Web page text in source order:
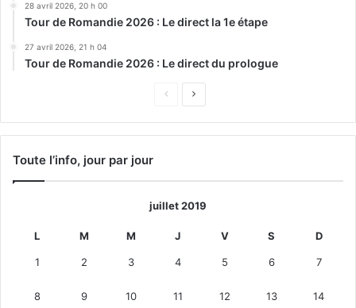
28 avril 2026, 20 h 00
Tour de Romandie 2026 : Le direct la 1e étape
27 avril 2026, 21 h 04
Tour de Romandie 2026 : Le direct du prologue
Page
Page
Toute l’info, jour par jour
juillet 2019
L M M J V S D
1 2 3 4 5 6 7
8 9 10 11 12 13 14